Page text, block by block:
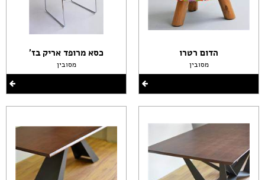
הדום רטרו
מסובין
כסא מרופד אריק בז'
מסובין